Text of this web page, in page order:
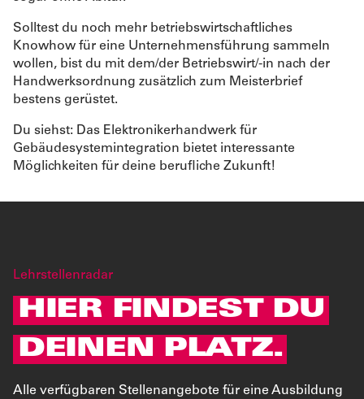
Solltest du noch mehr betriebswirtschaftliches
Knowhow für eine Unternehmensführung sammeln
wollen, bist du mit dem/der Betriebswirt/-in nach der
Handwerksordnung zusätzlich zum Meisterbrief
bestens gerüstet.
Du siehst: Das Elektronikerhandwerk für
Gebäudesystemintegration bietet interessante
Möglichkeiten für deine berufliche Zukunft!
Lehrstellenradar
HIER FINDEST DU
DEINEN PLATZ.
Alle verfügbaren Stellenangebote für eine Ausbildung